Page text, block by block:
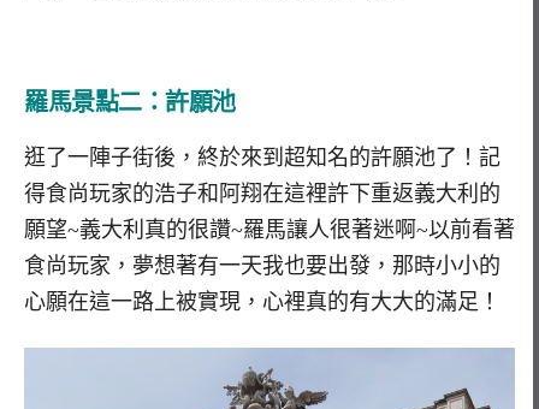
羅馬景點二：許願池
逛了一陣子街後，終於來到超知名的許願池了！記
得食尚玩家的浩子和阿翔在這裡許下重返義大利的
願望~義大利真的很讚~羅馬讓人很著迷啊~以前看著
食尚玩家，夢想著有一天我也要出發，那時小小的
心願在這一路上被實現，心裡真的有大大的滿足！